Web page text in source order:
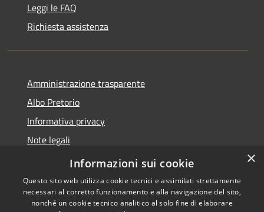
Leggi le FAQ
Richiesta assistenza
Amministrazione trasparente
Albo Pretorio
Informativa privacy
Note legali
Dichiarazione di accessibilità
×
Informazioni sui cookie
Questo sito web utilizza cookie tecnici e assimilati strettamente
necessari al corretto funzionamento e alla navigazione del sito,
nonché un cookie tecnico analitico al solo fine di elaborare